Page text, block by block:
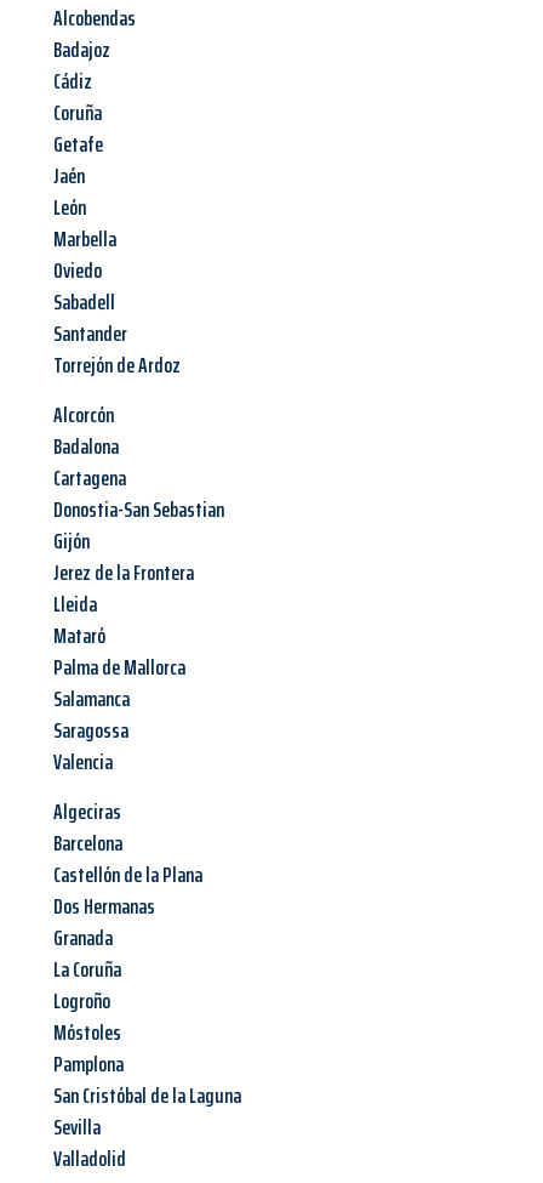
Alcobendas
Badajoz
Cádiz
Coruña
Getafe
Jaén
León
Marbella
Oviedo
Sabadell
Santander
Torrejón de Ardoz
Alcorcón
Badalona
Cartagena
Donostia-San Sebastian
Gijón
Jerez de la Frontera
Lleida
Mataró
Palma de Mallorca
Salamanca
Saragossa
Valencia
Algeciras
Barcelona
Castellón de la Plana
Dos Hermanas
Granada
La Coruña
Logroño
Móstoles
Pamplona
San Cristóbal de la Laguna
Sevilla
Valladolid